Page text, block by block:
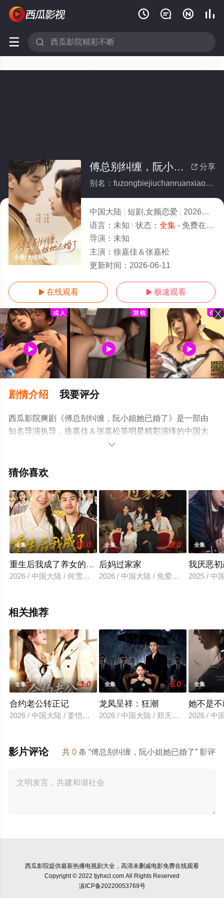
   
 
全集/大结局
 分享
傅总别纠缠，阮小姐她已婚了(全集)
别名：fuzongbiejiuchanruanxiaojietayihunliao
中国大陆 短剧,女频恋爱 2026
6.0
语言： 未知 状态： 全集- 免费在线观看
导演： 未知
主演： 徐嘉佳＆张嘉松
更新时间： 2026-06-11
 在线观看  极速观看
剧情介绍 我要评分
西瓜影院爽剧《傅总别纠缠，阮小姐她已婚了》是一部由
知名导演执导，徐嘉佳＆张嘉松等明星精彩演绎的中国大
陆电视剧，大结局剧情已揭晓（全集），手机免费观看高
可移步至豆瓣电视剧、电视猫或剧情网等平台了解。
。

猜你喜欢
全集 10.0
重生后我成了养女的噩梦
2026 / 中国大陆 / 何雪＆韩清樾
全集 8.0
后妈过家家
2026 / 中国大陆 / 焦爱迪＆刘俊坤
全集
我厌恶
2025 / 中
相关推荐
全集 1.0
合约老公转正记
2026 / 中国大陆 / 姜恺琳＆王厂
全集 6.0
龙凤呈祥：狂潮
2026 / 中国大陆 / 郑天龙＆汪心宇
全集
她不是
2026 / 中
共0 条 “傅总别纠缠，阮小姐她已婚了” 影评
影片评论
西瓜影院提供最新热播电视剧大全，高清未删减电影免费在线观看
Copyright © 2022 tjyhxcl.com All Rights Reserved
滇ICP备20220053769号